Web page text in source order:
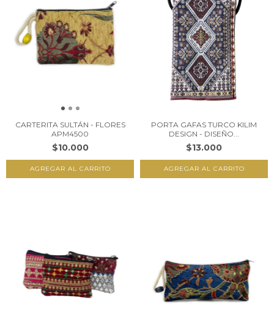
CARTERITA SULTÁN - FLORES
APM4500
$10.000
PORTA GAFAS TURCO KILIM
DESIGN - DISEÑO...
$13.000